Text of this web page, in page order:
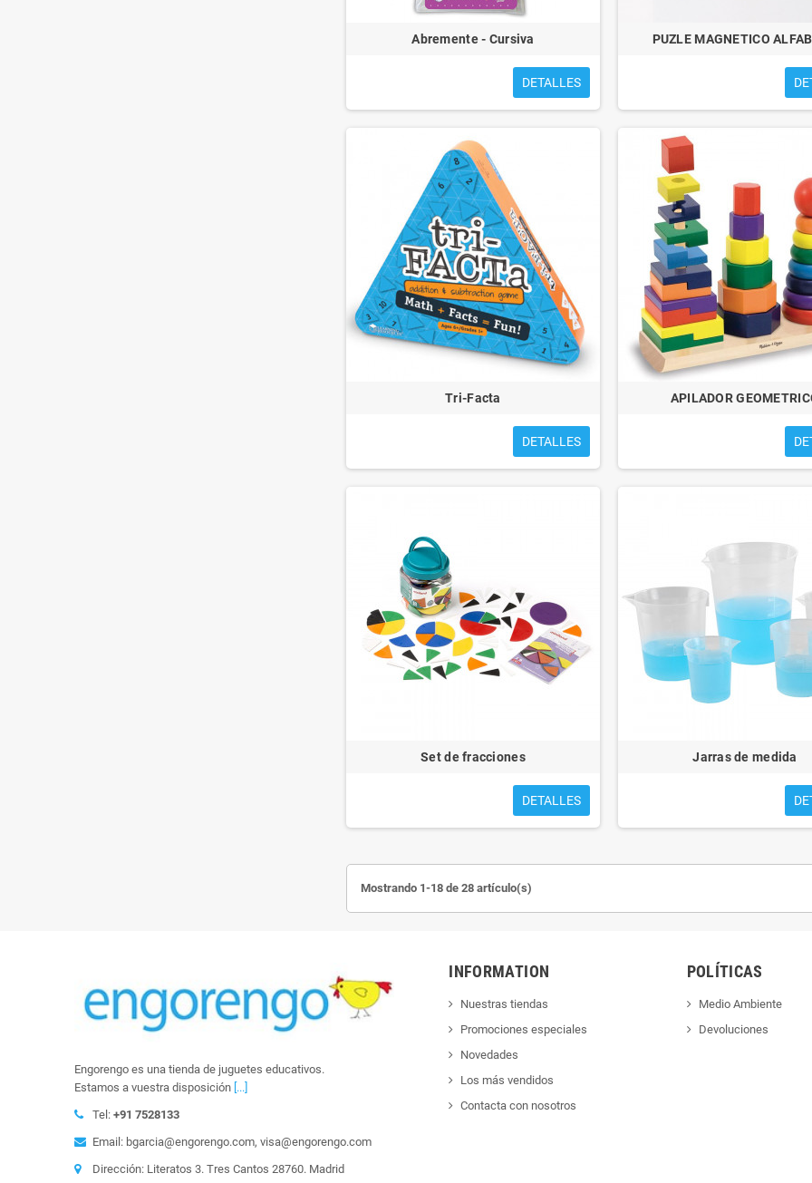
Abremente - Cursiva
DETALLES
PUZLE MAGNETICO
Tri-Facta
DETALLES
APILADOR
Set de fracciones
DETALLES
Jarras de medida
Mostrando 1-18 de 28 artículo(s)
Engorengo es una tienda de juguetes educativos.
Estamos a vuestra disposición [...]
Tel: +91 7528133
Email: bgarcia@engorengo.com, visa@engorengo.com
Dirección: Literatos 3. Tres Cantos 28760. Madrid
INFORMATION
Nuestras tiendas
Promociones especiales
Novedades
Los más vendidos
Contacta con nosotros
POLÍTICAS
Medio Ambiente
Devoluciones